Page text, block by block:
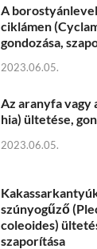
A
ciklámen
gondozása,
2023.06.05.
Az aranyfa vagy
hia) ültetése,
2023.06.05.
szúnyogűző
coleoides)
szaporítása